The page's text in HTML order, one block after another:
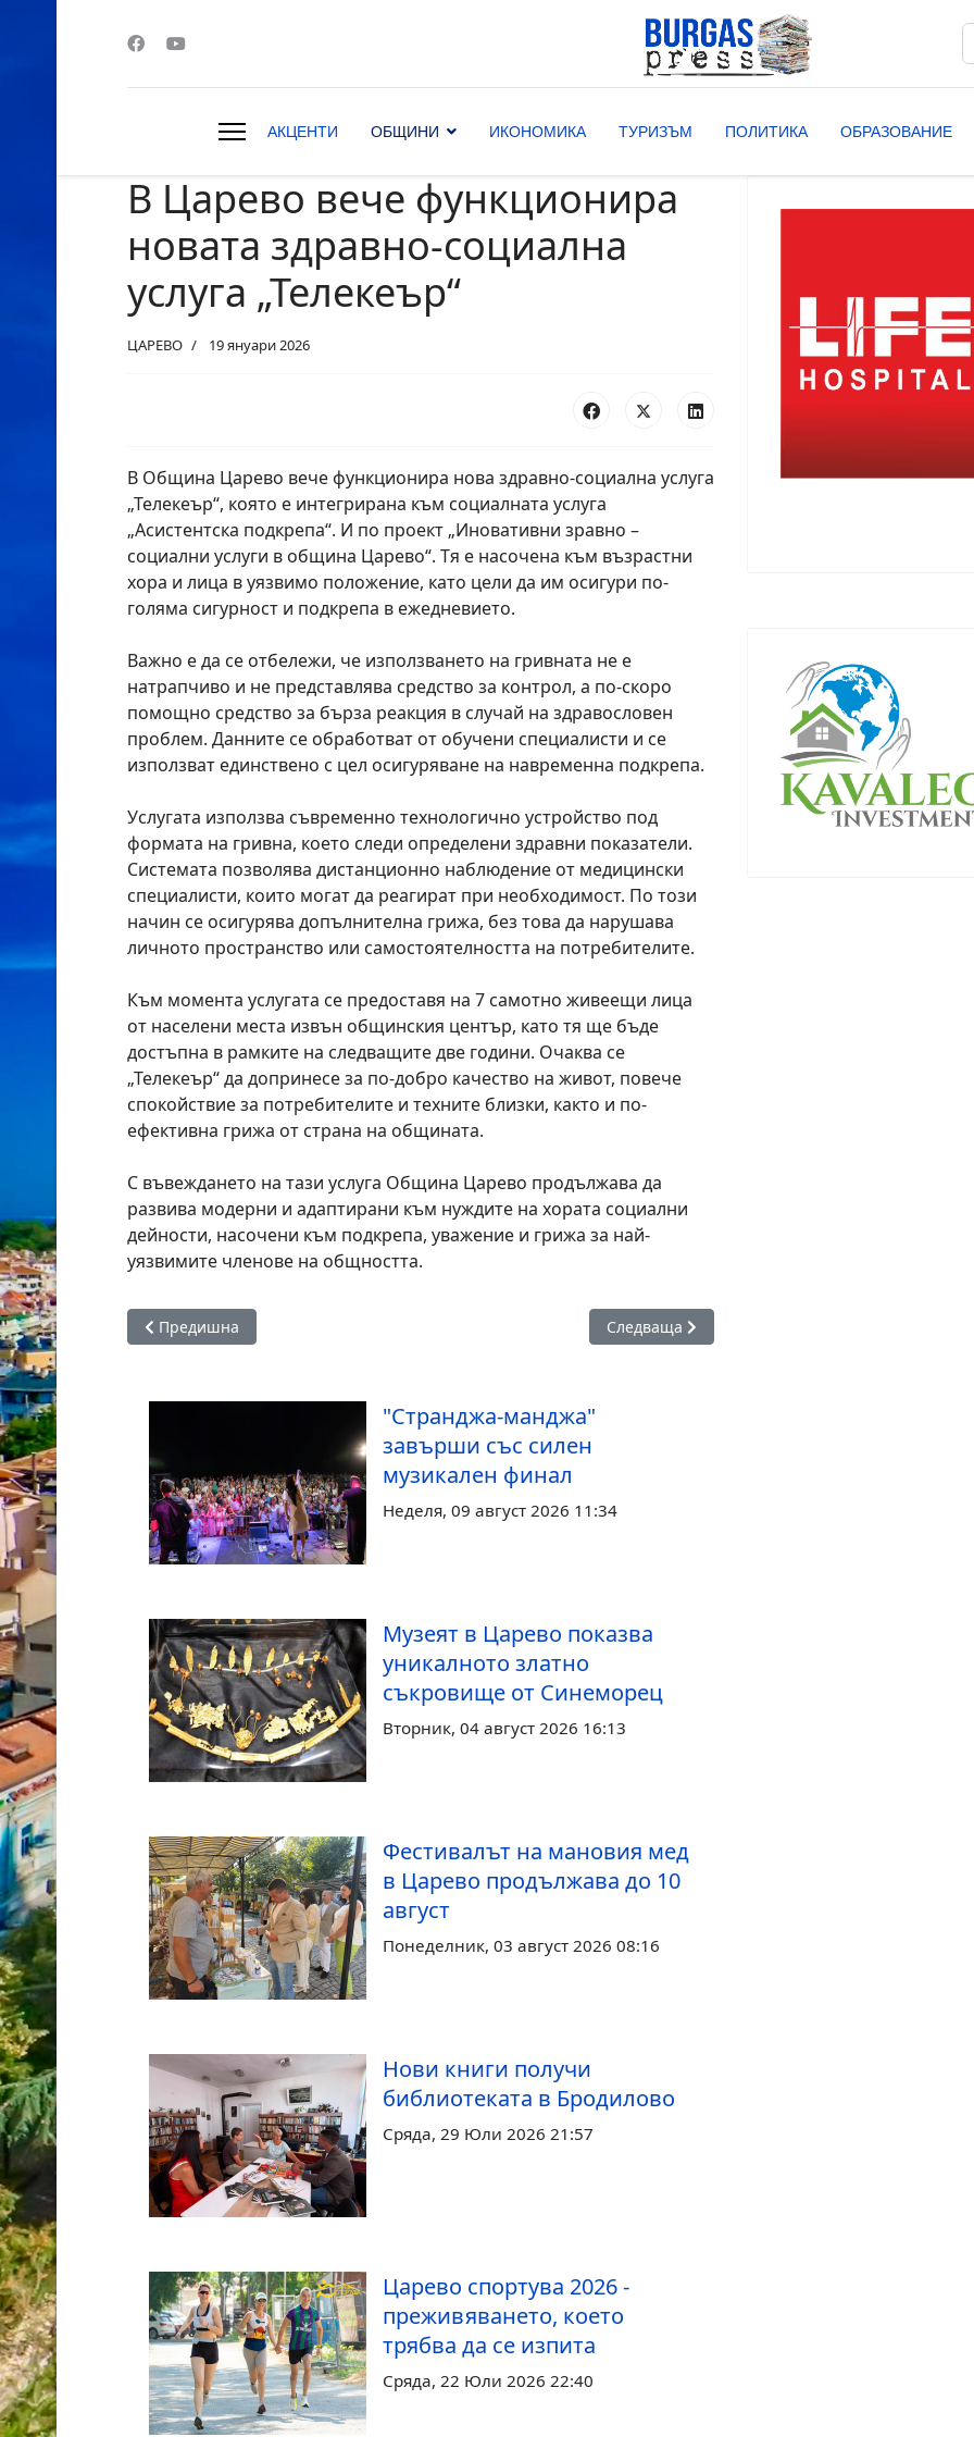
АКЦЕНТИ ОБЩИНИ ИКОНОМИКА ТУРИЗЪМ ПОЛИТИКА ОБРАЗОВАНИЕ
В Царево вече функционира
новата здравно-социална
услуга „Телекеър“
ЦАРЕВО 19 януари 2026
В Община Царево вече функционира нова здравно-социална услуга
„Телекеър“, която е интегрирана към социалната услуга
„Асистентска подкрепа“. И по проект „Иновативни зравно –
социални услуги в община Царево“. Тя е насочена към възрастни
хора и лица в уязвимо положение, като цели да им осигури по-
голяма сигурност и подкрепа в ежедневието.
Важно е да се отбележи, че използването на гривната не е
натрапчиво и не представлява средство за контрол, а по-скоро
помощно средство за бърза реакция в случай на здравословен
проблем. Данните се обработват от обучени специалисти и се
използват единствено с цел осигуряване на навременна подкрепа.
Услугата използва съвременно технологично устройство под
формата на гривна, което следи определени здравни показатели.
Системата позволява дистанционно наблюдение от медицински
специалисти, които могат да реагират при необходимост. По този
начин се осигурява допълнителна грижа, без това да нарушава
личното пространство или самостоятелността на потребителите.
Към момента услугата се предоставя на 7 самотно живеещи лица
от населени места извън общинския център, като тя ще бъде
достъпна в рамките на следващите две години. Очаква се
„Телекеър“ да допринесе за по-добро качество на живот, повече
спокойствие за потребителите и техните близки, както и по-
ефективна грижа от страна на общината.
С въвеждането на тази услуга Община Царево продължава да
развива модерни и адаптирани към нуждите на хората социални
дейности, насочени към подкрепа, уважение и грижа за най-
уязвимите членове на общността.
Предишна статия: Традиционният ритуал „Бабуване“ беше пресъздаден в Царево по повод Бабинден
Предишна Следваща статия: Пътищата в община Царево
Следваща
"Странджа-манджа"
завърши със силен
музикален финал
Неделя, 09 август 2026 11:34
Музеят в Царево показва
уникалното златно
съкровище от Синеморец
Вторник, 04 август 2026 16:13
Фестивалът на мановия мед
в Царево продължава до 10
август
Понеделник, 03 август 2026 08:16
Нови книги получи
библиотеката в Бродилово
Сряда, 29 Юли 2026 21:57
Царево спортува 2026 -
преживяването, което
трябва да се изпита
Сряда, 22 Юли 2026 22:40